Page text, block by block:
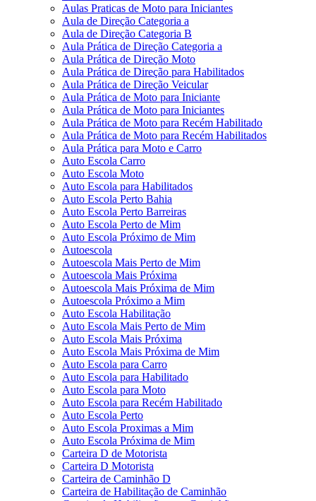
Aulas Praticas de Moto para Iniciantes
Aula de Direção Categoria a
Aula de Direção Categoria B
Aula Prática de Direção Categoria a
Aula Prática de Direção Moto
Aula Prática de Direção para Habilitados
Aula Prática de Direção Veicular
Aula Prática de Moto para Iniciante
Aula Prática de Moto para Iniciantes
Aula Prática de Moto para Recém Habilitado
Aula Prática de Moto para Recém Habilitados
Aula Prática para Moto e Carro
Auto Escola Carro
Auto Escola Moto
Auto Escola para Habilitados
Auto Escola Perto Bahia
Auto Escola Perto Barreiras
Auto Escola Perto de Mim
Auto Escola Próximo de Mim
Autoescola
Autoescola Mais Perto de Mim
Autoescola Mais Próxima
Autoescola Mais Próxima de Mim
Autoescola Próximo a Mim
Auto Escola Habilitação
Auto Escola Mais Perto de Mim
Auto Escola Mais Próxima
Auto Escola Mais Próxima de Mim
Auto Escola para Carro
Auto Escola para Habilitado
Auto Escola para Moto
Auto Escola para Recém Habilitado
Auto Escola Perto
Auto Escola Proximas a Mim
Auto Escola Próxima de Mim
Carteira D de Motorista
Carteira D Motorista
Carteira de Caminhão D
Carteira de Habilitação de Caminhão